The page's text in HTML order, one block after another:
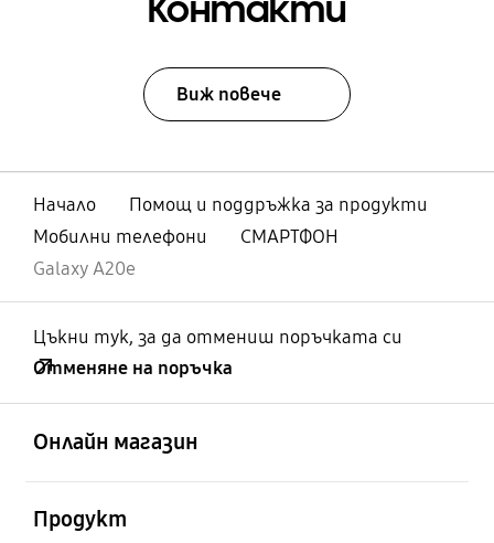
Контакти
Виж повече
Начало
Помощ и поддръжка за продукти
Мобилни телефони
СМАРТФОН
Galaxy A20e
Цъкни тук, за да отмениш поръчката си
Отменяне на поръчка
Онлайн магазин
Продукт